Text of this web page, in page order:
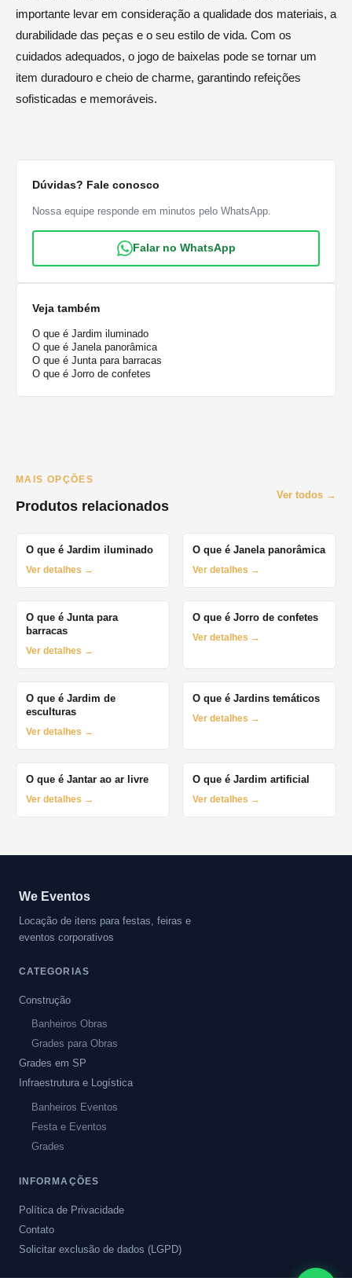
importante levar em consideração a qualidade dos materiais, a
durabilidade das peças e o seu estilo de vida. Com os
cuidados adequados, o jogo de baixelas pode se tornar um
item duradouro e cheio de charme, garantindo refeições
sofisticadas e memoráveis.
Dúvidas? Fale conosco
Nossa equipe responde em minutos pelo WhatsApp.
Falar no WhatsApp
Veja também
O que é Jardim iluminado
O que é Janela panorâmica
O que é Junta para barracas
O que é Jorro de confetes
MAIS OPÇÕES
Produtos relacionados
Ver todos →
O que é Jardim iluminado
Ver detalhes →
O que é Janela panorâmica
Ver detalhes →
O que é Junta para
barracas
Ver detalhes →
O que é Jorro de confetes
Ver detalhes →
O que é Jardim de
esculturas
Ver detalhes →
O que é Jardins temáticos
Ver detalhes →
O que é Jantar ao ar livre
Ver detalhes →
O que é Jardim artificial
Ver detalhes →
We Eventos
Locação de itens para festas, feiras e
eventos corporativos
CATEGORIAS
Construção
Banheiros Obras
Grades para Obras
Grades em SP
Infraestrutura e Logística
Banheiros Eventos
Festa e Eventos
Grades
INFORMAÇÕES
Política de Privacidade
Contato
Solicitar exclusão de dados (LGPD)